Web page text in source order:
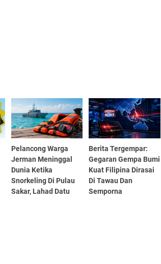
Pelancong Warga
Jerman Meninggal
Dunia Ketika
Snorkeling Di Pulau
Sakar, Lahad Datu
Berita Tergempar:
Gegaran Gempa Bumi
Kuat Filipina Dirasai
Di Tawau Dan
Semporna